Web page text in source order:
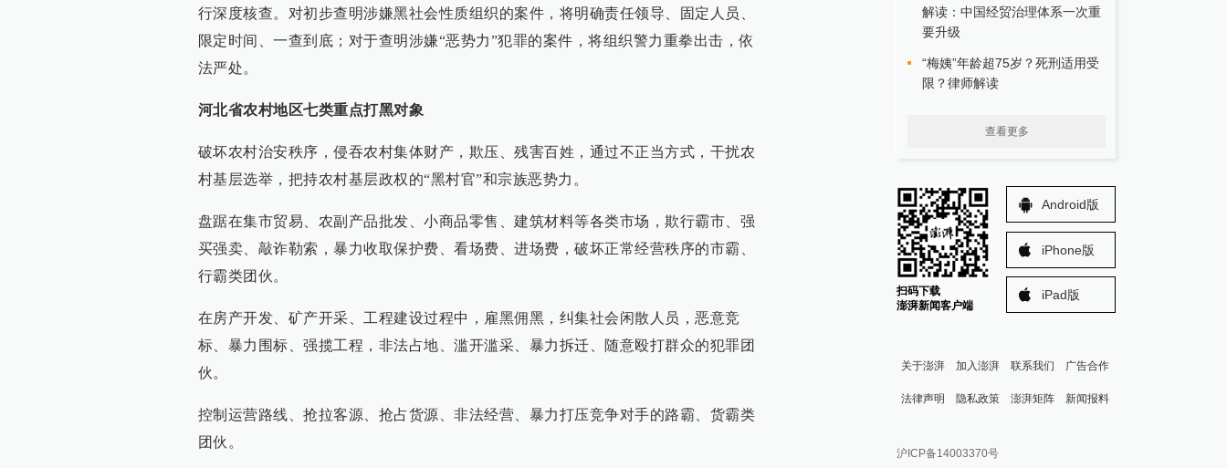
行深度核查。对初步查明涉嫌黑社会性质组织的案件，将明确责任领导、固定人员、
限定时间、一查到底；对于查明涉嫌“恶势力”犯罪的案件，将组织警力重拳出击，依
法严处。
河北省农村地区七类重点打黑对象
破坏农村治安秩序，侵吞农村集体财产，欺压、残害百姓，通过不正当方式，干扰农
村基层选举，把持农村基层政权的“黑村官”和宗族恶势力。
盘踞在集市贸易、农副产品批发、小商品零售、建筑材料等各类市场，欺行霸市、强
买强卖、敲诈勒索，暴力收取保护费、看场费、进场费，破坏正常经营秩序的市霸、
行霸类团伙。
在房产开发、矿产开采、工程建设过程中，雇黑佣黑，纠集社会闲散人员，恶意竞
标、暴力围标、强揽工程，非法占地、滥开滥采、暴力拆迁、随意殴打群众的犯罪团
伙。
控制运营路线、抢拉客源、抢占货源、非法经营、暴力打压竞争对手的路霸、货霸类
团伙。
解读：中国经贸治理体系一次重
要升级
“梅姨”年龄超75岁？死刑适用受
限？律师解读
查看更多
扫码下载
澎湃新闻客户端
Android版
iPhone版
iPad版
关于澎湃 加入澎湃 联系我们 广告合作
法律声明 隐私政策 澎湃矩阵
澎湃新闻公众号
新闻报料
报料邮箱: news@thepaper.cn
沪ICP备14003370号